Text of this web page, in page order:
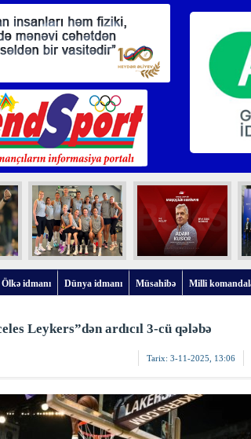
Ölkə idmanı Dünya idmanı Müsahibə Milli
Leykers”dən ardıcıl 3-cü qələbə
Tarix: 3-11-2025, 13:06